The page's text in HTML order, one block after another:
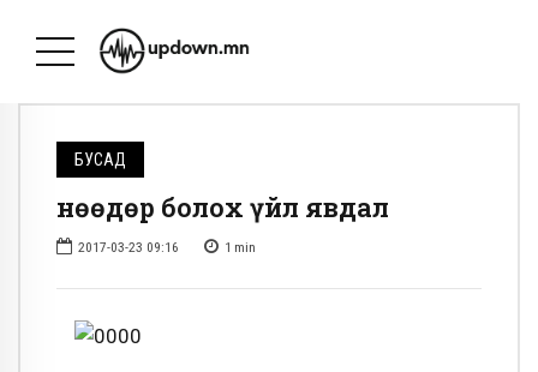
БУСАД
Өнөөдөр болох үйл явдал
2017-03-23 09:16 1 min